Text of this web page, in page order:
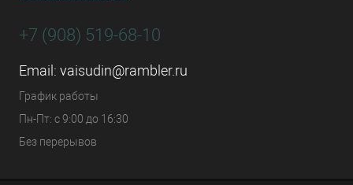
+7 (908) 519-68-10
Email: vaisudin@rambler.ru
График работы
Пн-Пт: с 9:00 до 16:30
Без перерывов